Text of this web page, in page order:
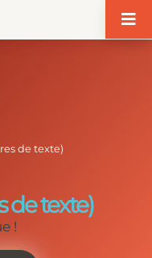
de texte)
de texte)
!